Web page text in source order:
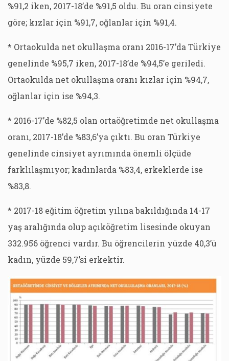
%91,2 iken, 2017-18’de %91,5 oldu. Bu oran cinsiyete
göre; kızlar için %91,7, oğlanlar için %91,4.
* Ortaokulda net okullaşma oranı 2016-17’da Türkiye
genelinde %95,7 iken, 2017-18’de %94,5’e geriledi.
Ortaokulda net okullaşma oranı kızlar için %94,7,
oğlanlar için ise %94,3.
* 2016-17’de %82,5 olan ortaöğretimde net okullaşma
oranı, 2017-18’de %83,6’ya çıktı. Bu oran Türkiye
genelinde cinsiyet ayrımında önemli ölçüde
farklılaşmıyor; kadınlarda %83,4, erkeklerde ise
%83,8.
* 2017-18 eğitim öğretim yılına bakıldığında 14-17
yaş aralığında olup açıköğretim lisesinde okuyan
332.956 öğrenci vardır. Bu öğrencilerin yüzde 40,3’ü
kadın, yüzde 59,7’si erkektir.